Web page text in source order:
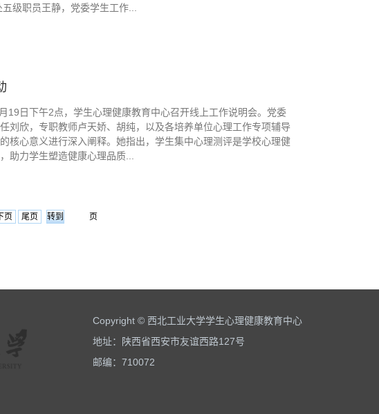
级职员王静，党委学生工作...
19日下午2点，学生心理健康教育中心召开线上工作说明会。党委
刘欣，专职教师卢天娇、胡纯，以及各培养单位心理工作专项辅导
核心意义进行深入阐释。她指出，学生集中心理测评是学校心理健
助力学生塑造健康心理品质...
下页 尾页 页
Copyright © 西北工业大学学生心理健康教育中心
地址：陕西省西安市友谊西路127号
邮编：710072